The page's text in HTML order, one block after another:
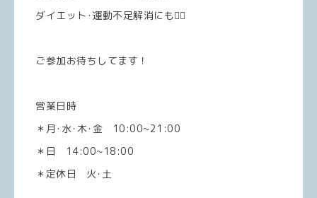
ダイエット･運動不足解消にも🙆‍♀️
ご参加お待ちしてます！
営業日時
＊月･水･木･金 10:00~21:00
＊日 14:00~18:00
＊定休日 火･土